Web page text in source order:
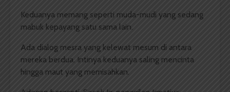
Keduanya memang seperti muda-mudi yang sedang
mabuk kepayang satu sama lain.
Ada dialog mesra yang kelewat mesum di antara
mereka berdua. Intinya keduanya saling mencinta
hingga maut yang memisahkan.